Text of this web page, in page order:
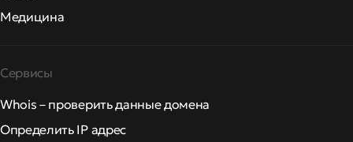
Медицина
Сервисы
Whois – проверить данные домена
Определить IP адрес